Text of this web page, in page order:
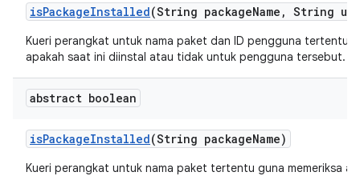
isPackageInstalled(String packageName , String
Kueri perangkat untuk nama paket dan ID pengguna tertentu
apakah saat ini diinstal atau tidak untuk pengguna tersebut.
abstract boolean
isPackageInstalled(String packageName)
Kueri perangkat untuk nama paket tertentu guna memeriksa